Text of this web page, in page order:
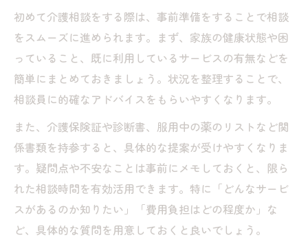
初めて介護相談をする際は、事前準備をすることで相談
をスムーズに進められます。まず、家族の健康状態や困
っていること、既に利用しているサービスの有無などを
簡単にまとめておきましょう。状況を整理することで、
相談員に的確なアドバイスをもらいやすくなります。
また、介護保険証や診断書、服用中の薬のリストなど関
係書類を持参すると、具体的な提案が受けやすくなりま
す。疑問点や不安なことは事前にメモしておくと、限ら
れた相談時間を有効活用できます。特に「どんなサービ
スがあるのか知りたい」「費用負担はどの程度か」な
ど、具体的な質問を用意しておくと良いでしょう。